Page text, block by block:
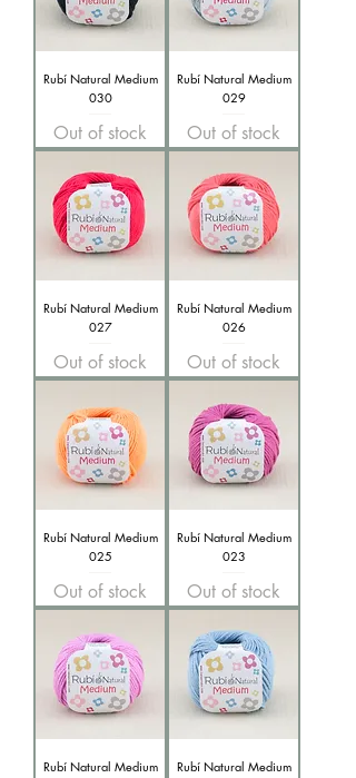
Rubí Natural Medium
030
Out of stock
Rubí Natural Medium
029
Out of stock
Rubí Natural Medium
027
Out of stock
Rubí Natural Medium
026
Out of stock
Rubí Natural Medium
025
Out of stock
Rubí Natural Medium
023
Out of stock
Rubí Natural Medium
Rubí Natural Medium